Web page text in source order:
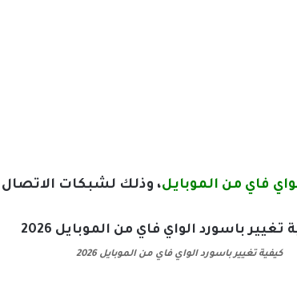
فاي من الموبايل، وذلك لشبكات الاتصال
كيفية تغيير باسورد الواي فاي من الموبايل 2026